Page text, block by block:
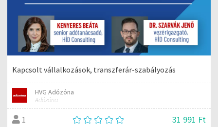
Kapcsolt vállalkozások, transzferár-szabályozás
HVG Adózóna
Adózóna
1 31 991 Ft